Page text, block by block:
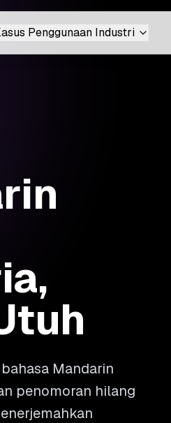
Penggunaan Industri
Mandarin
penomoran hilang